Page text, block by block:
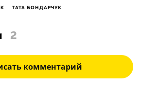
ТАТА БОНДАРЧУК
2
комментарий